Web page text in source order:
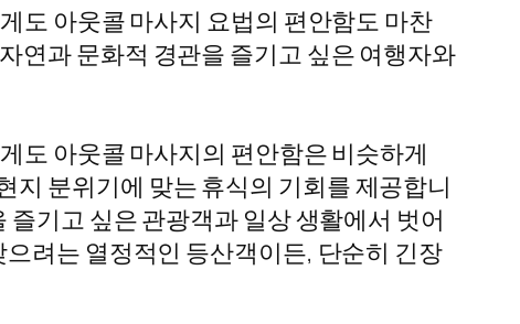
도 아웃콜 마사지 요법의 편안함도 마찬
연과 문화적 경관을 즐기고 싶은 여행자와
도 아웃콜 마사지의 편안함은 비슷하게
지 분위기에 맞는 휴식의 기회를 제공합니
기고 싶은 관광객과 일상 생활에서 벗어
려는 열정적인 등산객이든, 단순히 긴장